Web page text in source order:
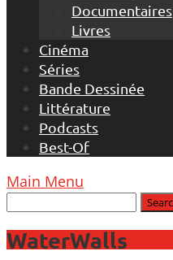
Documentaires
Livres
Cinéma
Séries
Bande Dessinée
Littérature
Podcasts
Best-Of
Main Menu
WaterWalls